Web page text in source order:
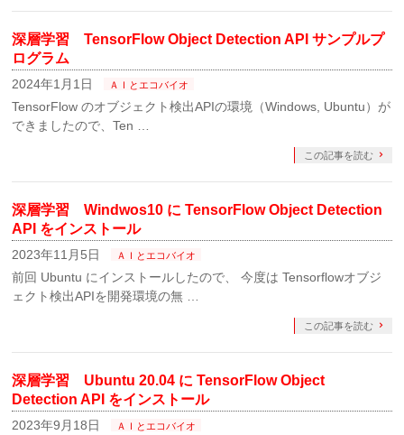
深層学習 TensorFlow Object Detection API サンプルプ
ログラム
2024年1月1日 ＡＩとエコバイオ
TensorFlow のオブジェクト検出APIの環境（Windows, Ubuntu）が
できましたので、Ten …
この記事を読む
深層学習 Windwos10 に TensorFlow Object Detection
API をインストール
2023年11月5日 ＡＩとエコバイオ
前回 Ubuntu にインストールしたので、 今度は Tensorflowオブジ
ェクト検出APIを開発環境の無 …
この記事を読む
深層学習 Ubuntu 20.04 に TensorFlow Object
Detection API をインストール
2023年9月18日 ＡＩとエコバイオ